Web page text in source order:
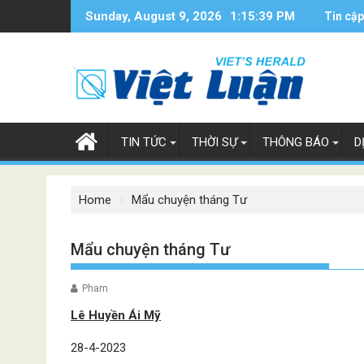
Sunday, August 9, 2026 1:15:40 PM Tin
TIN TỨC THỜI SỰ THÔNG BÁO
Home Mẩu chuyện tháng Tư
Mẩu chuyện tháng Tư
Pham
Lê Huyền Ái Mỹ
28-4-2023